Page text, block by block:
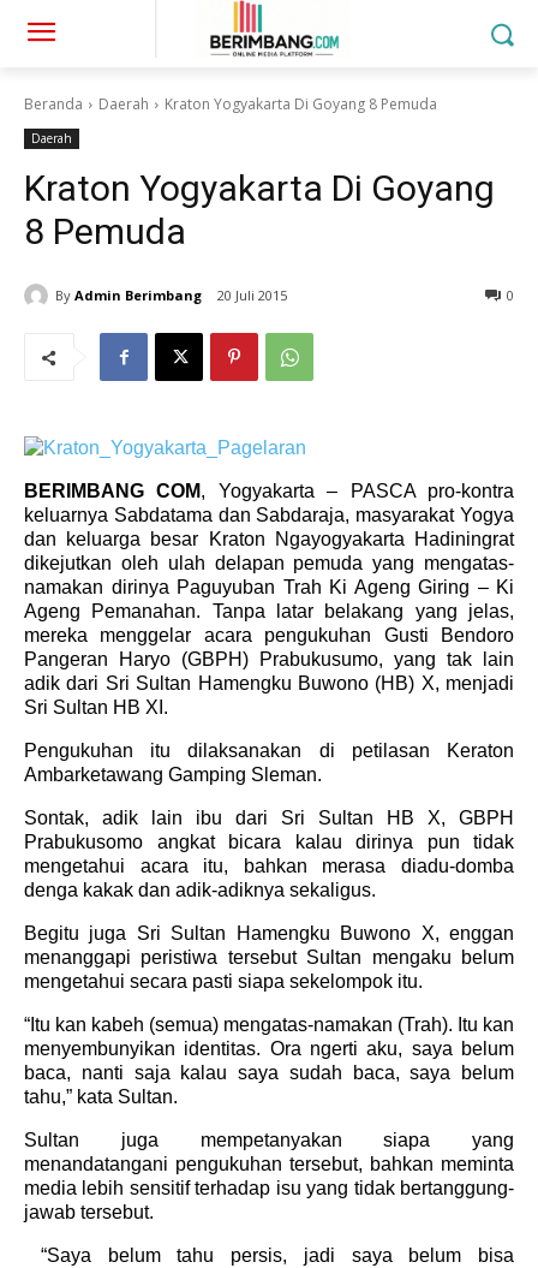
Beranda Daerah Kraton Yogyakarta Di Goyang 8 Pemuda
Daerah
Kraton Yogyakarta Di Goyang
8 Pemuda
By Admin Berimbang 20 Juli 2015 0
BERIMBANG COM, Yogyakarta – PASCA pro-kontra
keluarnya Sabdatama dan Sabdaraja, masyarakat Yogya
dan keluarga besar Kraton Ngayogyakarta Hadiningrat
dikejutkan oleh ulah delapan pemuda yang mengatas-
namakan dirinya Paguyuban Trah Ki Ageng Giring – Ki
Ageng Pemanahan. Tanpa latar belakang yang jelas,
mereka menggelar acara pengukuhan Gusti Bendoro
Pangeran Haryo (GBPH) Prabukusumo, yang tak lain
adik dari Sri Sultan Hamengku Buwono (HB) X, menjadi
Sri Sultan HB XI.
Pengukuhan itu dilaksanakan di petilasan Keraton
Ambarketawang Gamping Sleman.
Sontak, adik lain ibu dari Sri Sultan HB X, GBPH
Prabukusomo angkat bicara kalau dirinya pun tidak
mengetahui acara itu, bahkan merasa diadu-domba
denga kakak dan adik-adiknya sekaligus.
Begitu juga Sri Sultan Hamengku Buwono X, enggan
menanggapi peristiwa tersebut Sultan mengaku belum
mengetahui secara pasti siapa sekelompok itu.
“Itu kan kabeh (semua) mengatas-namakan (Trah). Itu kan
menyembunyikan identitas. Ora ngerti aku, saya belum
baca, nanti saja kalau saya sudah baca, saya belum
tahu,” kata Sultan.
Sultan juga mempetanyakan siapa yang
menandatangani pengukuhan tersebut, bahkan meminta
media lebih sensitif terhadap isu yang tidak bertanggung-
jawab tersebut.
“Saya belum tahu persis, jadi saya belum bisa